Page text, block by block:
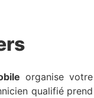
organise votre
qualifié prend